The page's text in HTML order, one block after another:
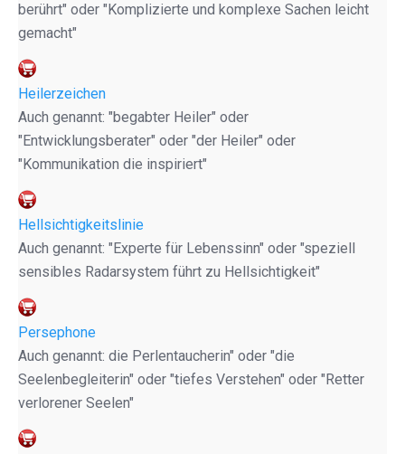
berührt" oder "Komplizierte und komplexe Sachen leicht
gemacht"
Heilerzeichen
Auch genannt: "begabter Heiler" oder
"Entwicklungsberater" oder "der Heiler" oder
"Kommunikation die inspiriert"
Hellsichtigkeitslinie
Auch genannt: "Experte für Lebenssinn" oder "speziell
sensibles Radarsystem führt zu Hellsichtigkeit"
Persephone
Auch genannt: die Perlentaucherin" oder "die
Seelenbegleiterin" oder "tiefes Verstehen" oder "Retter
verlorener Seelen"